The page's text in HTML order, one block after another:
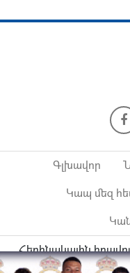
Գլխավոր
Կապ մեզ
Հեղինակային